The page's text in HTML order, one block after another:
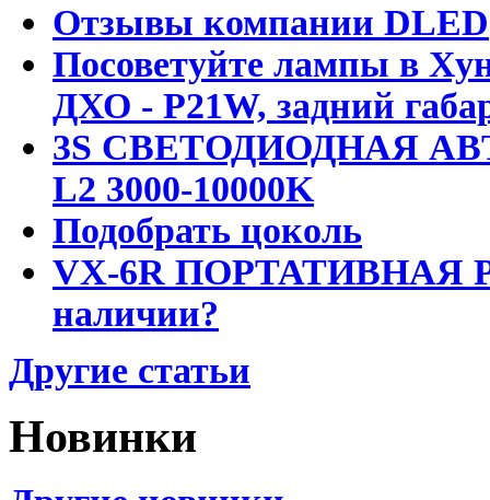
Отзывы компании DLED
Посоветуйте лампы в
ДХО - P21W, задний
3S СВЕТОДИОДНАЯ
L2 3000-10000K
Подобрать цоколь
VX-6R ПОРТАТИВНАЯ
наличии?
Другие статьи
Новинки